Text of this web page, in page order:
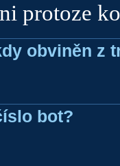
protoze
obviněn z
bot?